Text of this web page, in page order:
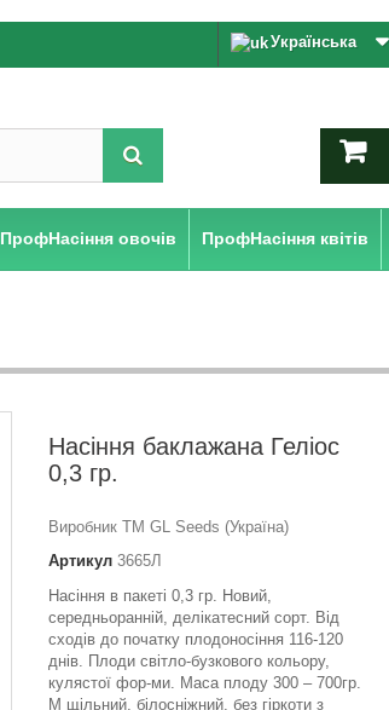
Українська
ПрофНасіння овочів ПрофНасіння квітів
Насіння баклажана Гелiос
0,3 гр.
Виробник ТМ GL Seeds (Україна)
Артикул 3665Л
Насіння в пакеті 0,3 гр. Новий,
середньоранній, делікатесний сорт. Від
сходів до початку плодоносіння 116-120
днів. Плоди світло-бузкового кольору,
кулястої фор-ми. Маса плоду 300 – 700гр.
М щільний, білосніжний, без гіркоти з